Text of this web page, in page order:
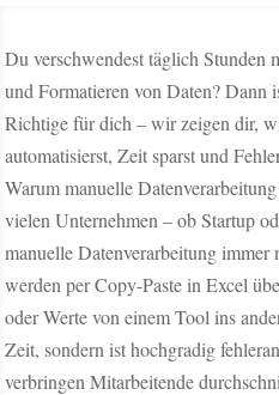
Du verschwendest täglich Stunden
und Formatieren von Daten? Dann
Richtige für dich – wir zeigen dir,
automatisierst, Zeit sparst und
Warum manuelle
vielen Unternehmen – ob Startup
manuelle Datenverarbeitung
werden per Copy-Paste in Excel
oder Werte von einem Tool ins
Zeit, sondern ist hochgradig
verbringen Mitarbeitende